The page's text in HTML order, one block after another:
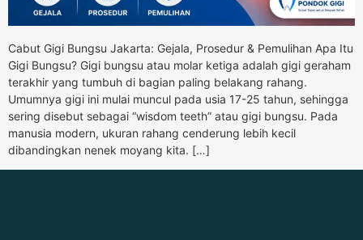
Cabut Gigi Bungsu Jakarta: Gejala, Prosedur & Pemulihan Apa Itu
Gigi Bungsu? Gigi bungsu atau molar ketiga adalah gigi geraham
terakhir yang tumbuh di bagian paling belakang rahang.
Umumnya gigi ini mulai muncul pada usia 17-25 tahun, sehingga
sering disebut sebagai “wisdom teeth” atau gigi bungsu. Pada
manusia modern, ukuran rahang cenderung lebih kecil
dibandingkan nenek moyang kita. […]